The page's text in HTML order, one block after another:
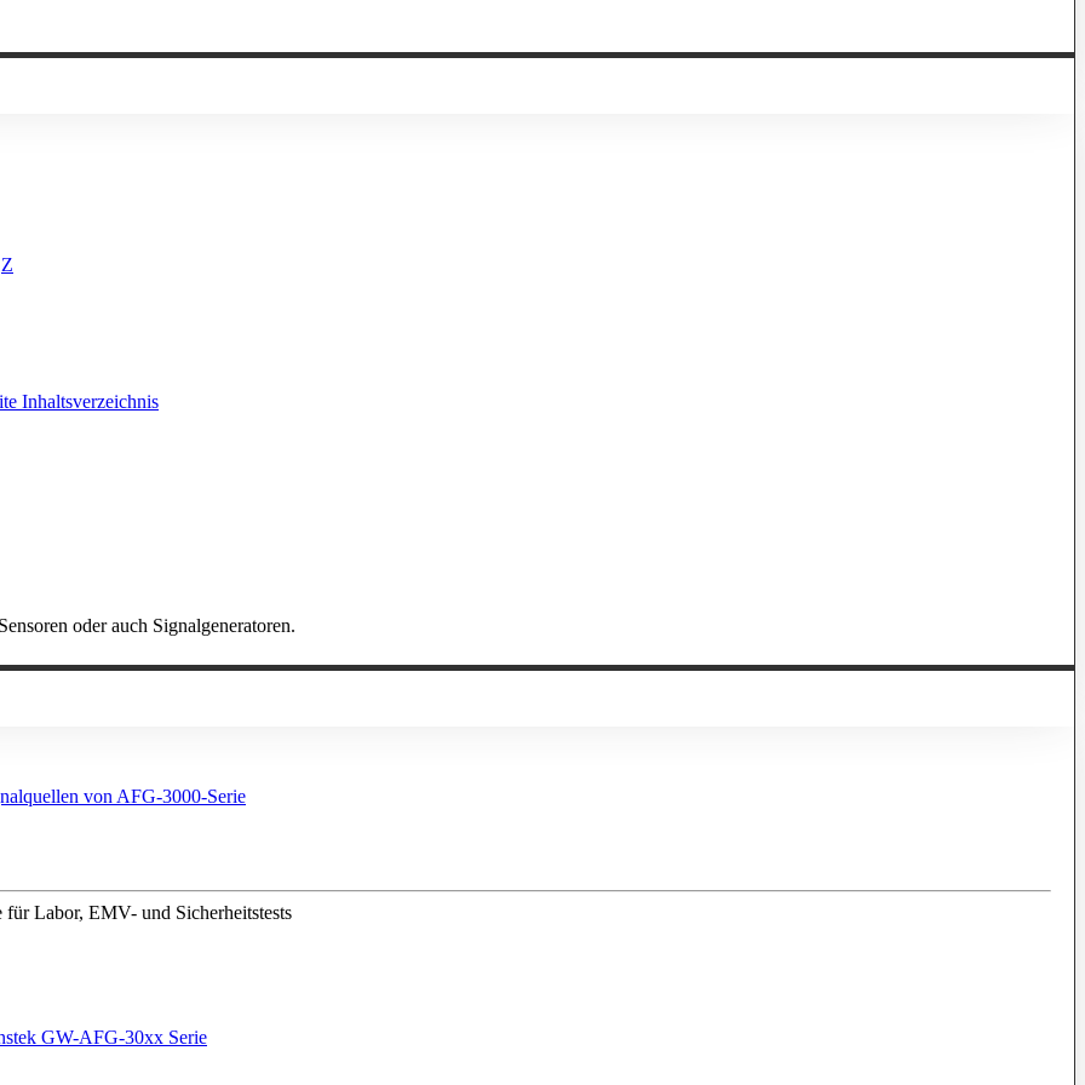
Z
Inhaltsverzeichnis
oder auch Signalgeneratoren.
Labor, EMV- und Sicherheitstests